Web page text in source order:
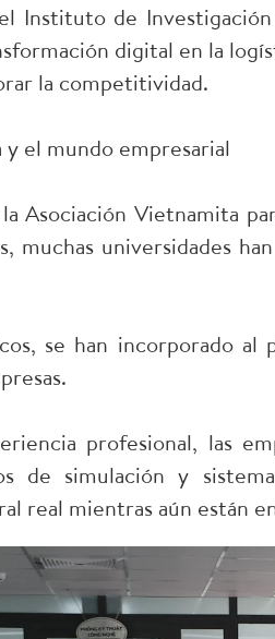
Instituto de
digital en la
la competitividad.
el mundo empresarial
Asociación Vietnamita
muchas universidades
se han incorporado al
profesional, las
de simulación y
real mientras aún están